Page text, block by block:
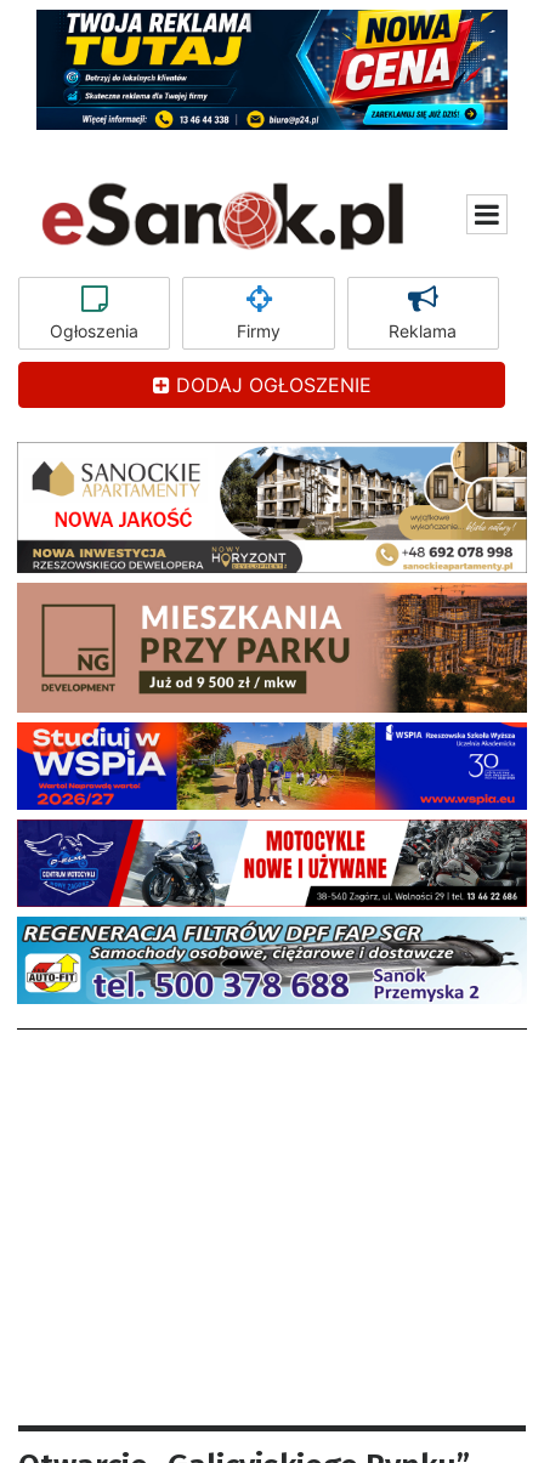
Ogłoszenia Firmy Reklama
DODAJ OGŁOSZENIE